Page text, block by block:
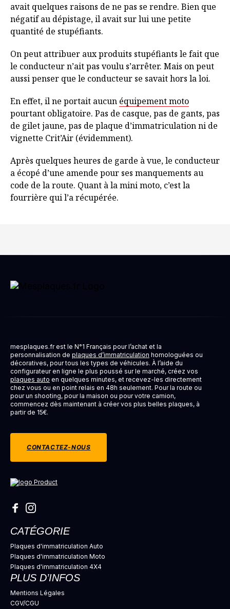
avait quelques raisons de ne pas se rendre. Bien que
négatif au dépistage, il avait sur lui une petite
quantité de stupéfiants.
On peut attribuer aux produits stupéfiants le fait que
le conducteur n’ait pas voulu s’arrêter. Mais on peut
aussi penser que le conducteur se savait hors la loi.
En effet, il ne portait aucun équipement moto
pourtant obligatoire. Pas de casque, pas de gants, pas
de gilet jaune, pas de plaque d’immatriculation ni de
vignette Crit’Air (évidemment).
Après quelques heures de garde à vue, le conducteur
a écopé d’une amende pour ses manquements au
code de la route. Quant à la mini moto, c’est la
fourrière qui l’a récupérée.
mesplaques.fr est le N°1 Français pour l’achat et la
personnalisation de plaques d’immatriculation homologuées ou
décoratives, pour tous les types de véhicules. À l’aide du
configurateur en ligne le plus poussé sur le marché, créez vos
plaques auto en quelques minutes, et recevez-les directement
chez vous ou en point relais en 48h seulement. Pour la route ou
pour un shooting, pour la maison ou pour votre camion,
commencez dès maintenant à créer vos plus belles plaques, à
partir de 15€.
CONTACTEZ-NOUS
CATÉGORIE
Plaques d'immatriculation Auto
Plaques d'immatriculation Moto
Plaques d'immatriculation 4X4
PLUS D’INFOS
Mentions Légales
CGV/CGU